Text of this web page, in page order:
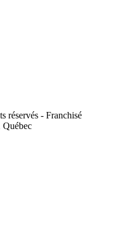
réservés - Franchisé